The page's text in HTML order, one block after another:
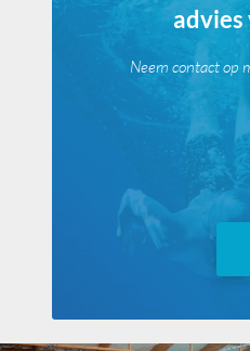
advies
Neem contact op